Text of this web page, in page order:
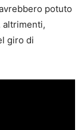
potuto
altrimenti,
giro di